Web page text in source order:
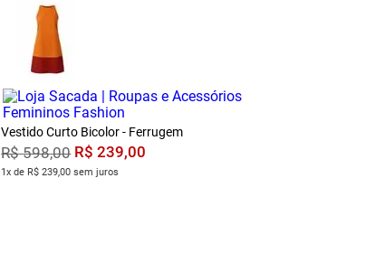
Vestido Curto Bicolor - Ferrugem
R$ 598,00 R$ 239,00
1x de R$ 239,00 sem juros